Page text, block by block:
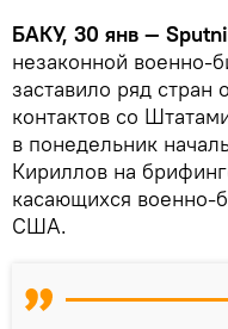
БАКУ, 30 янв —
незаконной военно-
заставило ряд стран
контактов со
в понедельник
Кириллов на
касающихся военно-
США.